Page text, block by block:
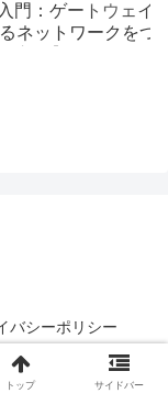
門：ゲートウェイ
るネットワークをつ
バシーポリシー
トップ サイドバー